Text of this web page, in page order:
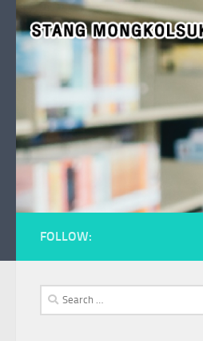
Skip to content
FOLLOW:
Search
for: